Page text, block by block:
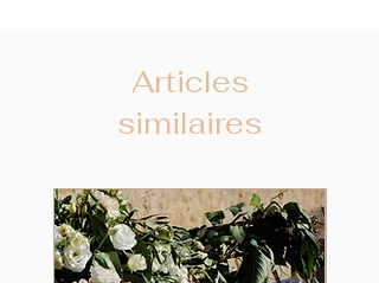
Articles
similaires